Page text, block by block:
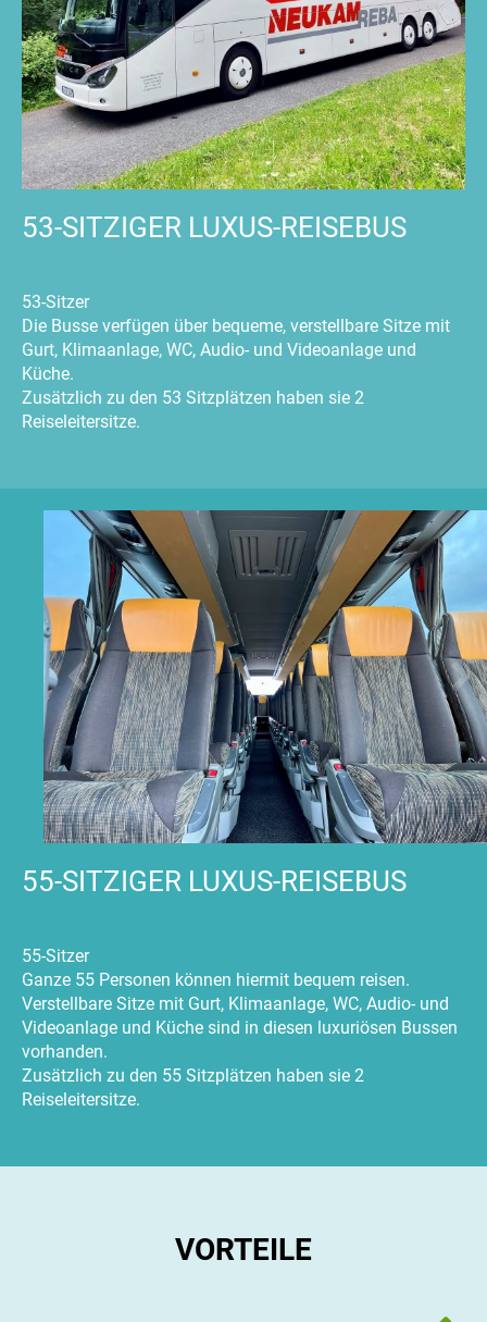
53-SITZIGER LUXUS-REISEBUS
53-Sitzer
Die Busse verfügen über bequeme, verstellbare Sitze mit
Gurt, Klimaanlage, WC, Audio- und Videoanlage und
Küche.
Zusätzlich zu den 53 Sitzplätzen haben sie 2
Reiseleitersitze.
55-SITZIGER LUXUS-REISEBUS
55-Sitzer
Ganze 55 Personen können hiermit bequem reisen.
Verstellbare Sitze mit Gurt, Klimaanlage, WC, Audio- und
Videoanlage und Küche sind in diesen luxuriösen Bussen
vorhanden.
Zusätzlich zu den 55 Sitzplätzen haben sie 2
Reiseleitersitze.
VORTEILE